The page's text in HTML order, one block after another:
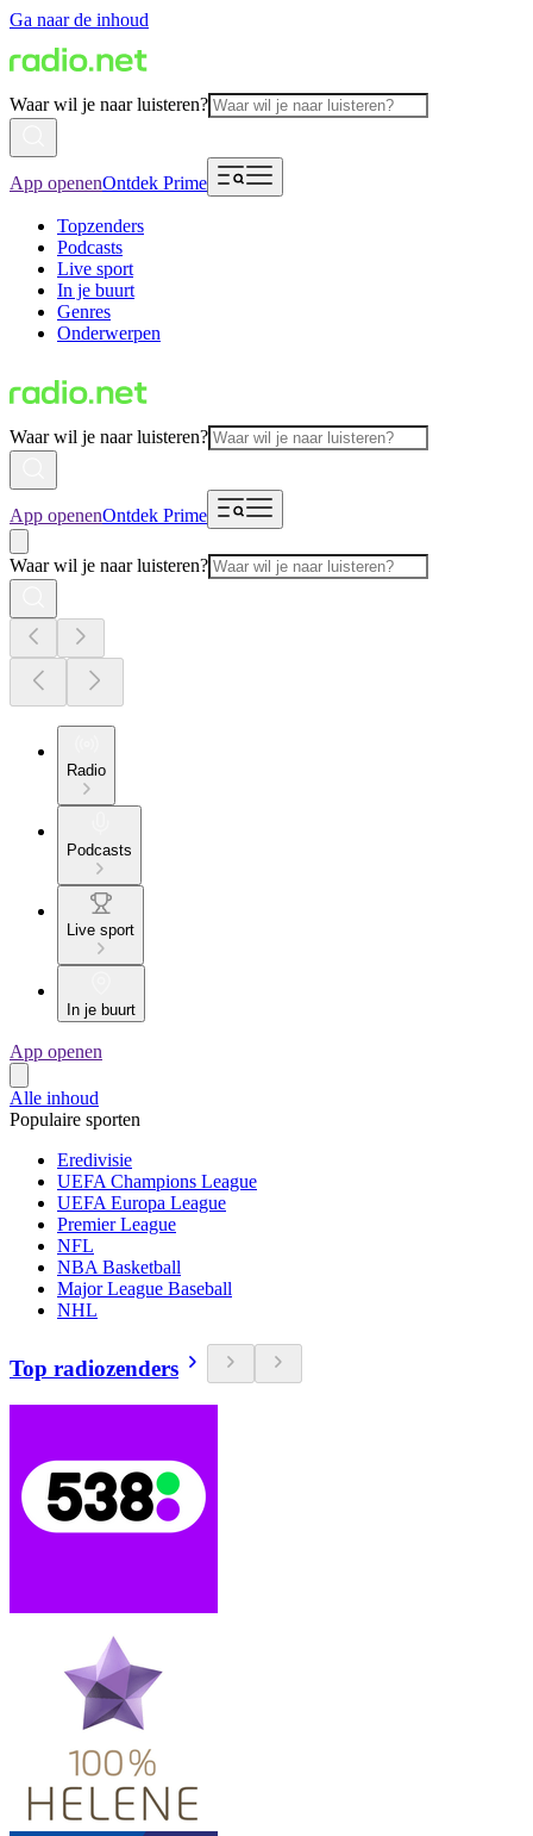
Ga naar de inhoud
Waar wil je naar luisteren?
App openenOntdek Prime
Topzenders
Podcasts
Live sport
In je buurt
Genres
Onderwerpen
Waar wil je naar luisteren?
App openenOntdek Prime
Waar wil je naar luisteren?
Radio
Podcasts
Live sport
In je buurt
App openen
Alle inhoud
Populaire sporten
Eredivisie
UEFA Champions League
UEFA Europa League
Premier League
NFL
NBA Basketball
Major League Baseball
NHL
Top radiozenders